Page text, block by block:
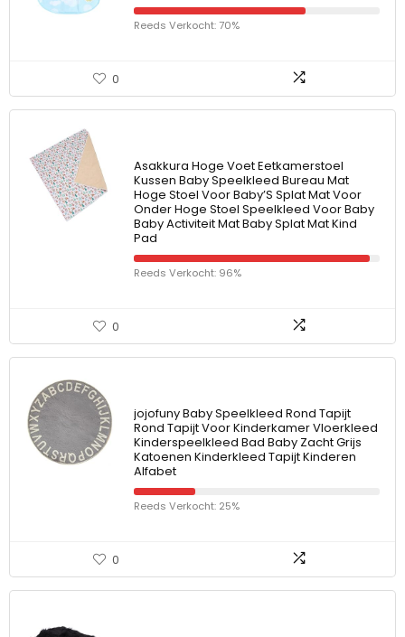
Reeds Verkocht: 70%
0
Asakkura Hoge Voet Eetkamerstoel
Kussen Baby Speelkleed Bureau Mat
Hoge Stoel Voor Baby’S Splat Mat Voor
Onder Hoge Stoel Speelkleed Voor Baby
Baby Activiteit Mat Baby Splat Mat Kind
Pad
Reeds Verkocht: 96%
0
jojofuny Baby Speelkleed Rond Tapijt
Rond Tapijt Voor Kinderkamer Vloerkleed
Kinderspeelkleed Bad Baby Zacht Grijs
Katoenen Kinderkleed Tapijt Kinderen
Alfabet
Reeds Verkocht: 25%
0